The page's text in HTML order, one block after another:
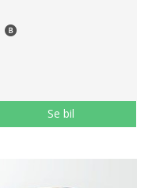
Se bil